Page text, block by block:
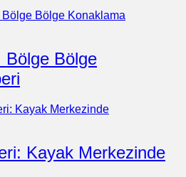
Bölge Bölge
Kayak Merkezinde